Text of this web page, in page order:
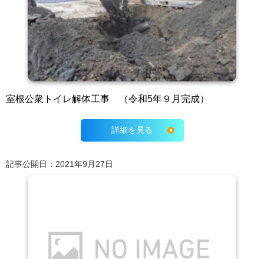
室根公衆トイレ解体工事 （令和5年９月完成）
詳細を見る
記事公開日：2021年9月27日